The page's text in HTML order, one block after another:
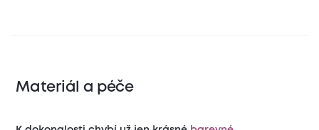
Materiál a péče